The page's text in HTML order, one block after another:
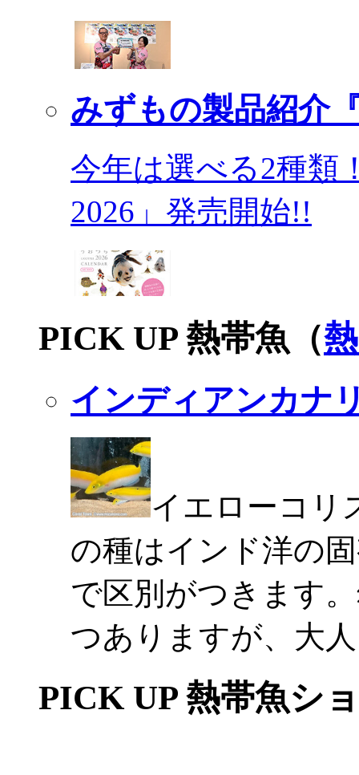
みずもの製品紹介
今年は選べる2種類
2026」発売開始!!
PICK UP 熱帯魚（
インディアンカナ
イエローコリ
の種はインド洋の
で区別がつきます
つありますが、大
PICK UP 熱帯魚シ